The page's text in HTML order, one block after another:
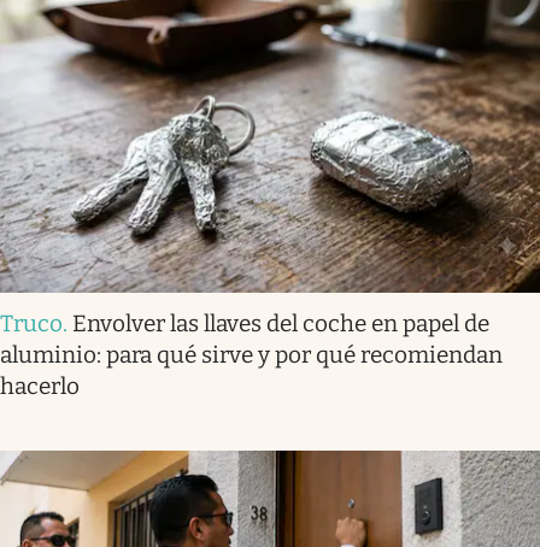
Truco. Envolver las llaves del coche en papel de
aluminio: para qué sirve y por qué recomiendan
hacerlo